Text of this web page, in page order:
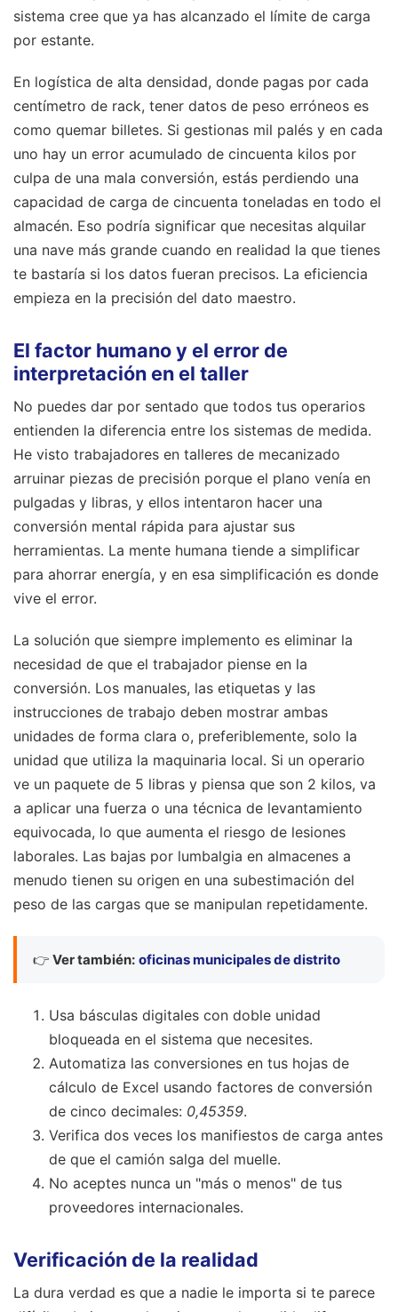
sistema cree que ya has alcanzado el límite de carga
por estante.
En logística de alta densidad, donde pagas por cada
centímetro de rack, tener datos de peso erróneos es
como quemar billetes. Si gestionas mil palés y en cada
uno hay un error acumulado de cincuenta kilos por
culpa de una mala conversión, estás perdiendo una
capacidad de carga de cincuenta toneladas en todo el
almacén. Eso podría significar que necesitas alquilar
una nave más grande cuando en realidad la que tienes
te bastaría si los datos fueran precisos. La eficiencia
empieza en la precisión del dato maestro.
El factor humano y el error de
interpretación en el taller
No puedes dar por sentado que todos tus operarios
entienden la diferencia entre los sistemas de medida.
He visto trabajadores en talleres de mecanizado
arruinar piezas de precisión porque el plano venía en
pulgadas y libras, y ellos intentaron hacer una
conversión mental rápida para ajustar sus
herramientas. La mente humana tiende a simplificar
para ahorrar energía, y en esa simplificación es donde
vive el error.
La solución que siempre implemento es eliminar la
necesidad de que el trabajador piense en la
conversión. Los manuales, las etiquetas y las
instrucciones de trabajo deben mostrar ambas
unidades de forma clara o, preferiblemente, solo la
unidad que utiliza la maquinaria local. Si un operario
ve un paquete de 5 libras y piensa que son 2 kilos, va
a aplicar una fuerza o una técnica de levantamiento
equivocada, lo que aumenta el riesgo de lesiones
laborales. Las bajas por lumbalgia en almacenes a
menudo tienen su origen en una subestimación del
peso de las cargas que se manipulan repetidamente.
👉 Ver también: oficinas municipales de distrito
Usa básculas digitales con doble unidad
bloqueada en el sistema que necesites.
Automatiza las conversiones en tus hojas de
cálculo de Excel usando factores de conversión
de cinco decimales: 0,45359.
Verifica dos veces los manifiestos de carga antes
de que el camión salga del muelle.
No aceptes nunca un "más o menos" de tus
proveedores internacionales.
Verificación de la realidad
La dura verdad es que a nadie le importa si te parece